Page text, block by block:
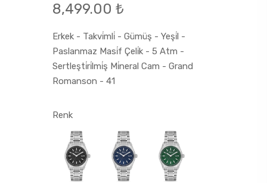
8,499.00 ₺
Erkek - Takvi̇mli̇ - Gümüş - Yeşi̇l -
Paslanmaz Masi̇f Çeli̇k - 5 Atm -
Sertleşti̇ri̇lmi̇ş Mi̇neral Cam - Grand
Romanson - 41
Renk